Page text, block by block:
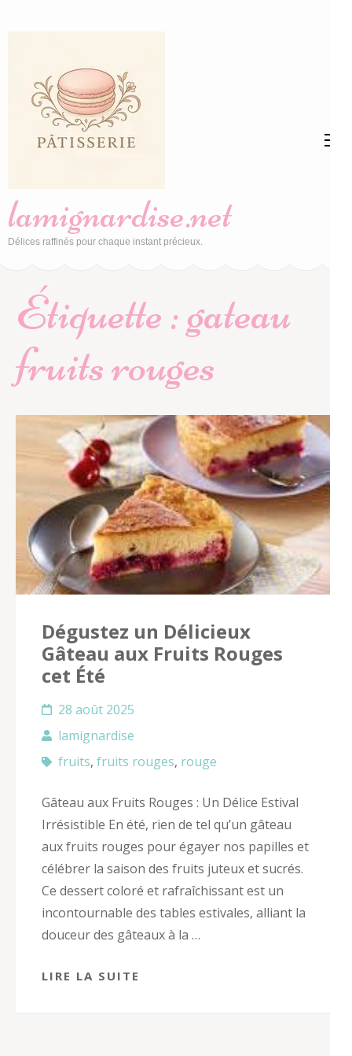
(Pressez
Entrée)
lamignardise.net
Délices raffinés pour chaque instant précieux.
Étiquette :gateau
fruits rouges
Dégustez un Délicieux
Gâteau aux Fruits Rouges
cet Été
28 août 2025
lamignardise
fruits, fruits rouges, rouge
Gâteau aux Fruits Rouges : Un Délice Estival
Irrésistible En été, rien de tel qu’un gâteau
aux fruits rouges pour égayer nos papilles et
célébrer la saison des fruits juteux et sucrés.
Ce dessert coloré et rafraîchissant est un
incontournable des tables estivales, alliant la
douceur des gâteaux à la …
LIRE LA SUITE